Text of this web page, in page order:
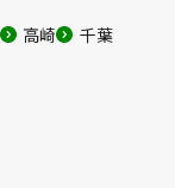
高崎
千葉